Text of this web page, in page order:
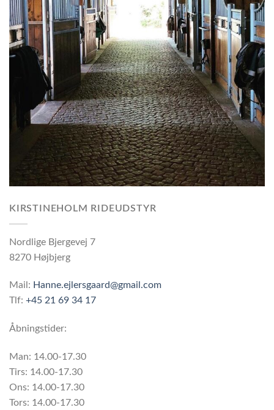
KIRSTINEHOLM RIDEUDSTYR
Nordlige Bjergevej 7
8270 Højbjerg
Mail: Hanne.ejlersgaard@gmail.com
Tlf: +45 21 69 34 17
Åbningstider:
Man: 14.00-17.30
Tirs: 14.00-17.30
Ons: 14.00-17.30
Tors: 14.00-17.30